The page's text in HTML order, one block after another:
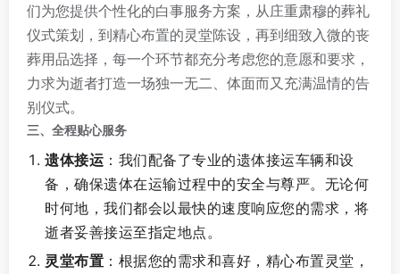
们为您提供个性化的白事服务方案，从庄重肃穆的葬礼
仪式策划，到精心布置的灵堂陈设，再到细致入微的丧
葬用品选择，每一个环节都充分考虑您的意愿和要求，
力求为逝者打造一场独一无二、体面而又充满温情的告
别仪式。
三、全程贴心服务
遗体接运 ：我们配备了专业的遗体接运车辆和设
备，确保遗体在运输过程中的安全与尊严。无论何
时何地，我们都会以最快的速度响应您的需求，将
逝者妥善接运至指定地点。
灵堂布置 ：根据您的需求和喜好，精心布置灵堂，